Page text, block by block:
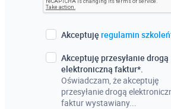
Akceptuję regulamin szkoleń
Akceptuję przesyłanie drogą
elektroniczną faktur*.
Oświadczam, że akceptuję
przesyłanie drogą
faktur wystawiany...